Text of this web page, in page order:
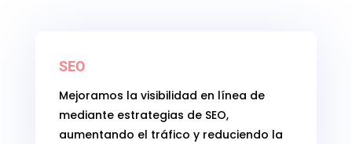
SEO
Mejoramos la visibilidad en línea de
mediante estrategias de SEO,
aumentando el tráfico y reduciendo la